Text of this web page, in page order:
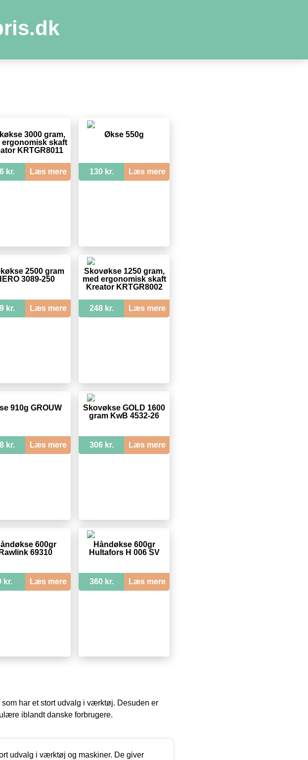
3000 gram,
ergonomisk skaft
KRTGR8011
kr. Læs mere
Økse 550g
130 kr. Læs mere
2500 gram
3089-250
kr. Læs mere
Skovøkse 1250 gram,
med ergonomisk skaft
Kreator KRTGR8002
248 kr. Læs mere
910g GROUW
kr. Læs mere
Skovøkse GOLD 1600
gram KwB 4532-26
306 kr. Læs mere
600gr
Rawlink 69310
kr. Læs mere
Håndøkse 600gr
Hultafors H 006 SV
360 kr. Læs mere
som har et stort udvalg i værktøj. Desuden er
iblandt danske forbrugere.
udvalg i værktøj og maskiner. De giver